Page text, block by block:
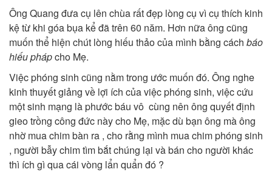
Ông Quang đưa cụ lên chùa rất đẹp lòng cụ vì cụ thích kinh
kệ từ khi góa bụa kể đã trên 60 năm. Hơn nữa ông cũng
muốn thể hiện chút lòng hiếu thảo của mình bằng cách báo
hiếu phápcho Mẹ.
Việc phóng sinh cũng nằm trong ước muốn đó. Ông nghe
kinh thuyết giảng về lợi ích của việc phóng sinh, việc cứu
một sinh mạng là phước báu vô cùng nên ông quyết định
gieo trồng công đức này cho Mẹ, mặc dù bạn ông mà ông
nhờ mua chim bàn ra , cho rằng mình mua chim phóng sinh
, người bẫy chim tìm bắt chúng lại và bán cho người khác
thì ích gì qua cái vòng lẩn quẩn đó ?